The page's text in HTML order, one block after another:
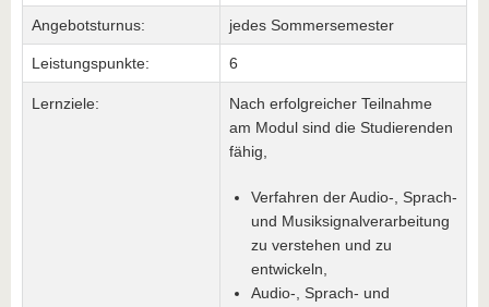
Angebotsturnus: jedes Sommersemester
Leistungspunkte: 6
Lernziele:
Nach erfolgreicher Teilnahme
am Modul sind die Studierenden
fähig,
Verfahren der Audio-, Sprach-
und Musiksignalverarbeitung
zu verstehen und zu
entwickeln,
Audio-, Sprach- und